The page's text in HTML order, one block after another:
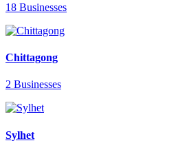
18 Businesses
Chittagong
2 Businesses
Sylhet